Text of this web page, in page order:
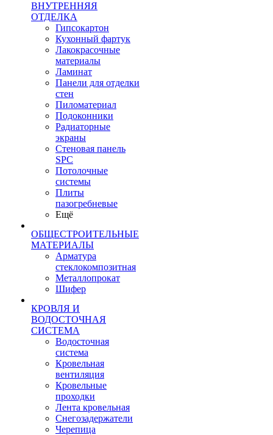
ВНУТРЕННЯЯ
ОТДЕЛКА
Гипсокартон
Кухонный фартук
Лакокрасочные
материалы
Ламинат
Панели для отделки
стен
Пиломатериал
Подоконники
Радиаторные
экраны
Стеновая панель
SPC
Потолочные
системы
Плиты
пазогребневые
Ещё
ОБЩЕСТРОИТЕЛЬНЫЕ
МАТЕРИАЛЫ
Арматура
стеклокомпозитная
Металлопрокат
Шифер
КРОВЛЯ И
ВОДОСТОЧНАЯ
СИСТЕМА
Водосточная
система
Кровельная
вентиляция
Кровельные
проходки
Лента кровельная
Снегозадержатели
Черепица